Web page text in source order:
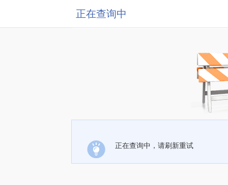
正在查询中
正在查询中，请刷新重试